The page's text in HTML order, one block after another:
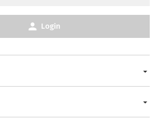
Login